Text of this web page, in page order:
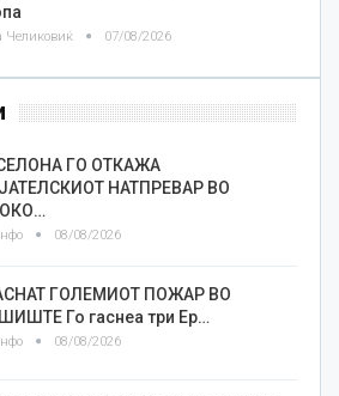
Челиковиќ 07/08/2026
ГО ОТКАЖА
НАТПРЕВАР ВО
08/08/2026
ГОЛЕМИОТ ПОЖАР ВО
Го гаснеа три Ер…
08/08/2026